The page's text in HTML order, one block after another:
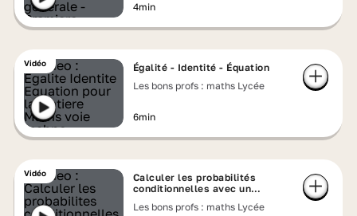
4min
Vidéo
Égalité - Identité - Équation
Les bons profs : maths Lycée
6min
Vidéo
Calculer les probabilités
conditionnelles avec un
Les bons profs : maths Lycée